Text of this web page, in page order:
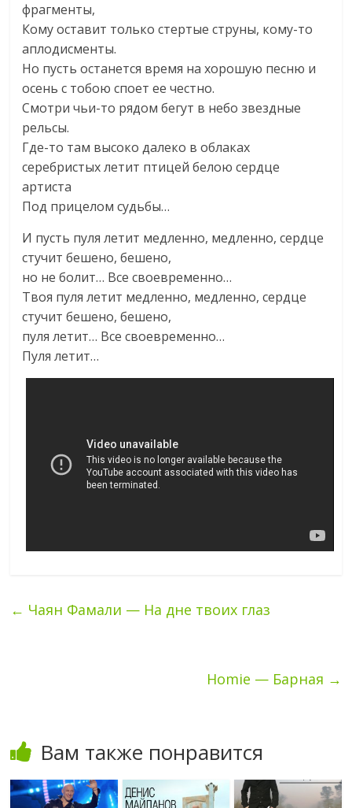
фрагменты,
Кому оставит только стертые струны, кому-то
аплодисменты.
Но пусть останется время на хорошую песню и
осень с тобою споет ее честно.
Смотри чьи-то рядом бегут в небо звездные
рельсы.
Где-то там высоко далеко в облаках
серебристых летит птицей белою сердце
артиста
Под прицелом судьбы…
И пусть пуля летит медленно, медленно, сердце
стучит бешено, бешено,
но не болит… Все своевременно…
Твоя пуля летит медленно, медленно, сердце
стучит бешено, бешено,
пуля летит… Все своевременно…
Пуля летит…
← Чаян Фамали — На дне твоих глаз
Homie — Барная →
Вам также понравится